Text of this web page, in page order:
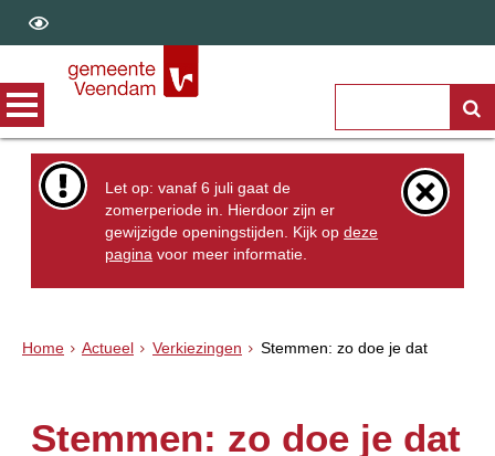
Let op: vanaf 6 juli gaat de
zomerperiode in. Hierdoor zijn er
gewijzigde openingstijden. Kijk opdeze
pagina voor meer informatie.
Home Actueel Verkiezingen Stemmen: zo doe je dat
Stemmen: zo doe je dat